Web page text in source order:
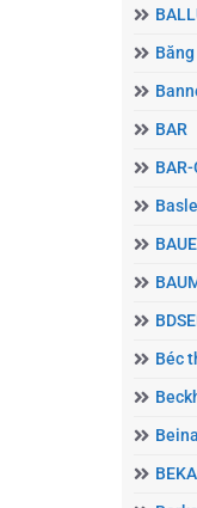
Băng
BAR
Béc
BEKA